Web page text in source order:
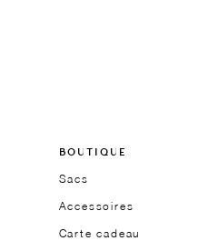
BOUTIQUE
Sacs
Accessoires
Carte cadeau